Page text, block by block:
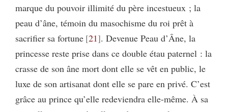
marque du pouvoir illimité du père incestueux ; la
peau d’âne, témoin du masochisme du roi prêt à
sacrifier sa fortune 21 . Devenue Peau d’Âne, la
princesse reste prise dans ce double étau paternel : la
crasse de son âne mort dont elle se vêt en public, le
luxe de son artisanat dont elle se pare en privé. C’est
grâce au prince qu’elle redeviendra elle-même. À sa